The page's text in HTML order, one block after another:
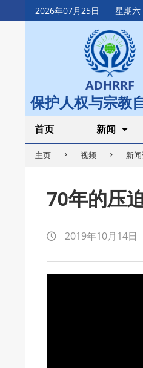
2026年07月25日 星期六
Skip
to
ADHRRF
保护人权与宗教
Secondary
Navigation
Menu
首页 新闻
主页 视频 新
70年的压
2019年10月14日